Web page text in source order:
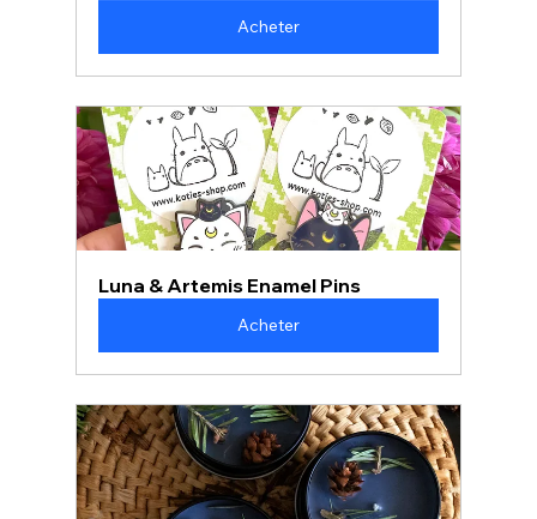
Acheter
Luna & Artemis Enamel Pins
Acheter